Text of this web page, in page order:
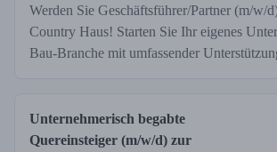
Werden Sie Geschäftsführer/Partner (m/w/
Country Haus! Starten Sie Ihr eigenes
Bau-Branche mit umfassender
Unternehmerisch begabte
Quereinsteiger (m/w/d) zur